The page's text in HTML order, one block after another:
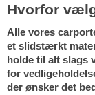
Hvorfor
Alle vores
et slidstærkt
holde til alt slags
for
der ønsker det